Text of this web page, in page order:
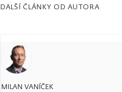
DALŠÍ ČLÁNKY OD AUTORA
MILAN VANÍČEK